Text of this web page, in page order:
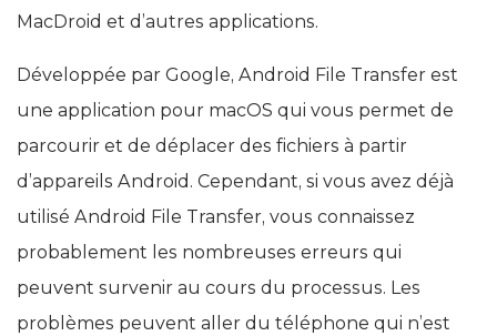
MacDroid et d’autres applications.
Développée par Google, Android File Transfer est
une application pour macOS qui vous permet de
parcourir et de déplacer des fichiers à partir
d’appareils Android. Cependant, si vous avez déjà
utilisé Android File Transfer, vous connaissez
probablement les nombreuses erreurs qui
peuvent survenir au cours du processus. Les
problèmes peuvent aller du téléphone qui n’est